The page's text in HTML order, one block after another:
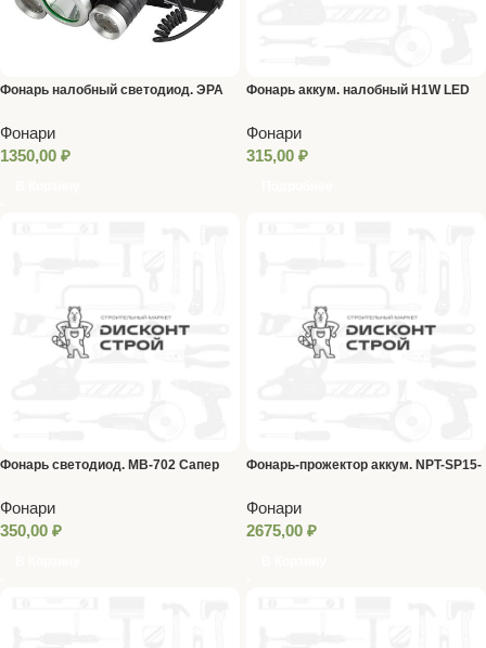
Фонарь налобный светодиод. ЭРА
Фонари
1350,00 ₽
Фонарь аккум. налобный H1W LED
Фонари
315,00 ₽
Фонарь светодиод. МВ-702 Сапер
Фонари
350,00 ₽
Фонарь-прожектор аккум. NPT-SP15-
Фонари
2675,00 ₽